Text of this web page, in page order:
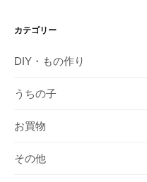
カテゴリー
DIY・もの作り
うちの子
お買物
その他